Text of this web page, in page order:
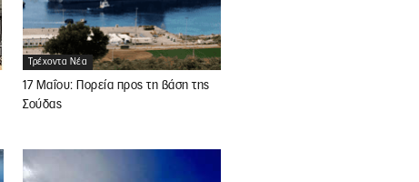
Τρέχοντα Νέα
17 Μαΐου: Πορεία προς τη βάση της
Σούδας